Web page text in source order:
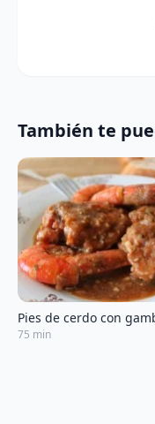
También te
Pies de cerdo con
75 min